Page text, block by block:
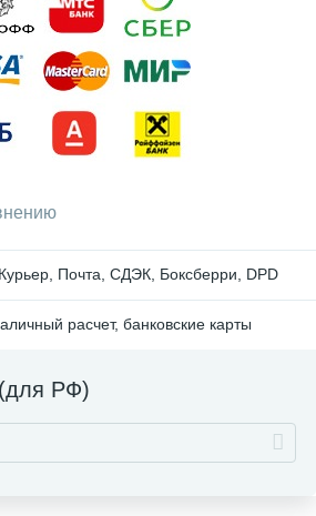
Почта, СДЭК, Боксберри, DPD
расчет, банковские карты
РФ)